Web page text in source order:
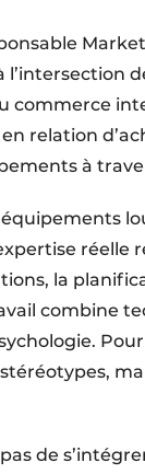
l’intersection
commerce
relation
à
équipements
réelle
la
combine
Pour
de